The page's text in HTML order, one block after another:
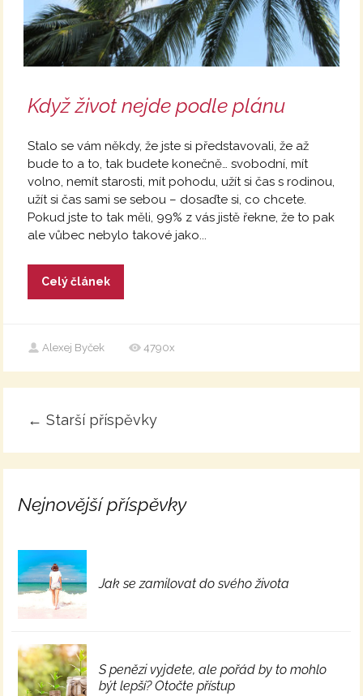
Když život nejde podle plánu
Stalo se vám někdy, že jste si představovali, že až
bude to a to, tak budete konečně… svobodní, mít
volno, nemít starosti, mít pohodu, užít si čas s rodinou,
užít si čas sami se sebou – dosaďte si, co chcete.
Pokud jste to tak měli, 99% z vás jistě řekne, že to pak
ale vůbec nebylo takové jako...
Celý článek
Alexej Byček 4790x
← Starší příspěvky
Nejnovější příspěvky
Jak se zamilovat do svého života
S penězi vyjdete, ale pořád by to mohlo
být lepší? Otočte přístup